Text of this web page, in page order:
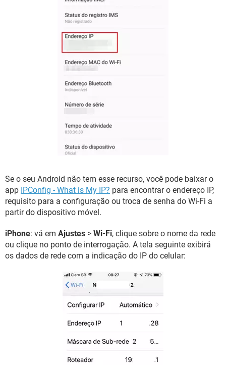
Se o seu Android não tem esse recurso, você pode baixar o
app IPConfig - What is My IP? para encontrar o endereço IP,
requisito para a configuração ou troca de senha do Wi-Fi a
partir do dispositivo móvel.
iPhone: vá em Ajustes > Wi-Fi, clique sobre o nome da rede
ou clique no ponto de interrogação. A tela seguinte exibirá
os dados de rede com a indicação do IP do celular: